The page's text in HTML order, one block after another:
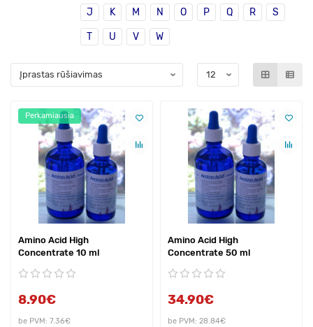
J K M N O P Q R S
T U V W
Perkamiausia
Amino Acid High
Concentrate 10 ml
8.90€
be PVM: 7.36€
Amino Acid High
Concentrate 50 ml
34.90€
be PVM: 28.84€